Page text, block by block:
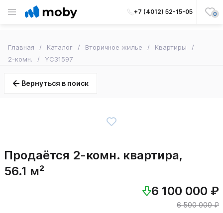
+7 (4012) 52-15-05 0
Главная Каталог Вторичное жилье
Квартиры
2-комн.
YC31597
Вернуться в поиск
Продаётся 2-комн. квартира,
56.1 м²
6 100 000 ₽
6 500 000 ₽